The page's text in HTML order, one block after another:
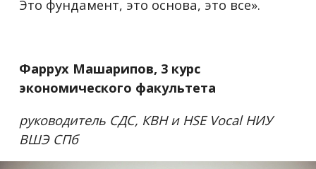
Это фундамент, это основа, это все».
Фаррух Машарипов, 3 курс
экономического факультета
руководитель СДС, КВН и HSE Vocal НИУ
ВШЭ СПб